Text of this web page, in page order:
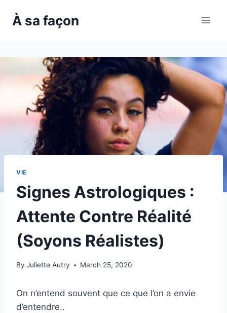
À sa façon
VIE
Signes Astrologiques :
Attente Contre Réalité
(Soyons Réalistes)
By Juliette Autry March 25, 2020
On n’entend souvent que ce que l’on a envie
d’entendre..